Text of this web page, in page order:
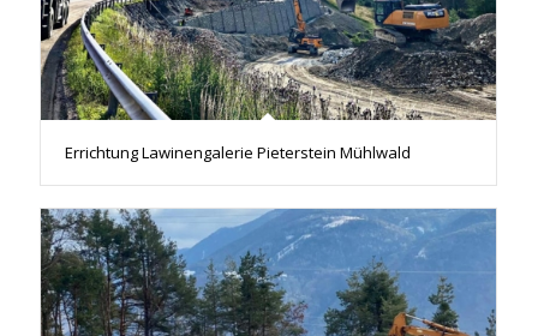
Errichtung Lawinengalerie Pieterstein Mühlwald